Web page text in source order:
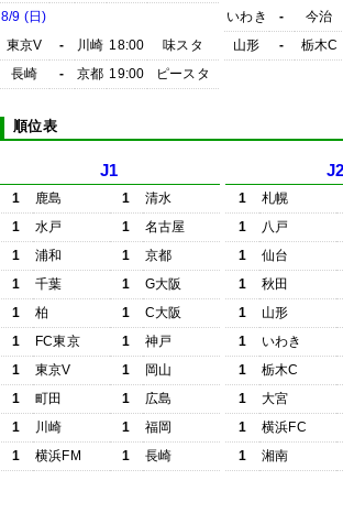
8/9 (日)
東京V
- 川崎 18:00
味スタ
長崎
- 京都 19:00 ピースタ
いわき
-
今治
山形
- 栃木C
順位表
J1
1 鹿島 1
清水
1
水戸 1
名古屋
1
浦和 1
京都
1
千葉 1
G大阪
1
柏 1
C大阪
1
FC東京 1
神戸
1
東京V 1
岡山
1
町田 1
広島
1
川崎 1
福岡
1
横浜FM 1 長崎
1
札幌
1
八戸
1
仙台
1
秋田
1
山形
1
いわき
1
栃木C
1
大宮
1
横浜FC
1
湘南